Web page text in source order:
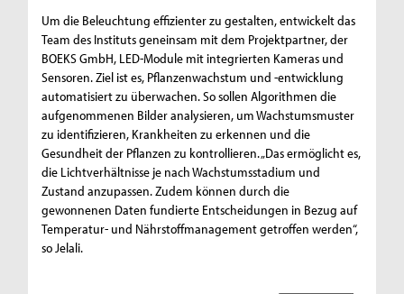
Um die Beleuchtung effizienter zu gestalten, entwickelt das
Team des Instituts geneinsam mit dem Projektpartner, der
BOEKS GmbH, LED-Module mit integrierten Kameras und
Sensoren. Ziel ist es, Pflanzenwachstum und -entwicklung
automatisiert zu überwachen. So sollen Algorithmen die
aufgenommenen Bilder analysieren, um Wachstumsmuster
zu identifizieren, Krankheiten zu erkennen und die
Gesundheit der Pflanzen zu kontrollieren. „Das ermöglicht es,
die Lichtverhältnisse je nach Wachstumsstadium und
Zustand anzupassen. Zudem können durch die
gewonnenen Daten fundierte Entscheidungen in Bezug auf
Temperatur- und Nährstoffmanagement getroffen werden“,
so Jelali.